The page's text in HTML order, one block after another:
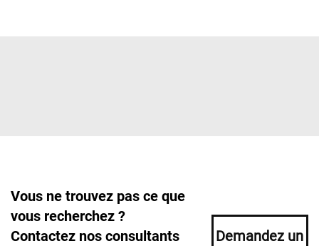
Vous ne trouvez pas ce que
vous recherchez ?
Contactez nos consultants
Demandez un